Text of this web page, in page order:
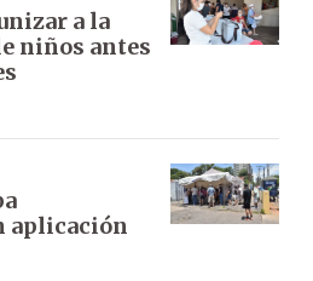
a la
niños antes
aplicación